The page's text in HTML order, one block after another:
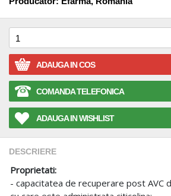
ADAUGA IN COS
COMANDA TELEFONICA
ADAUGA IN WISHLIST
DESCRIERE
Proprietati:
- capacitatea de recuperare post AVC